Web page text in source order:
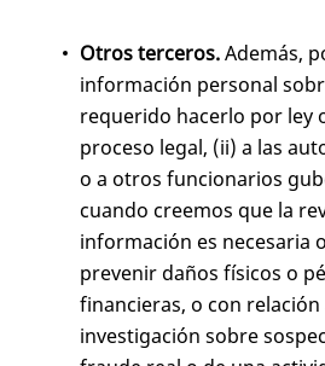
Otros terceros.Además,
información personal
requerido hacerlo por ley
proceso legal, (ii) a las
o a otros funcionarios
cuando creemos que la
información es necesaria
prevenir daños físicos o
financieras, o con relación
investigación sobre